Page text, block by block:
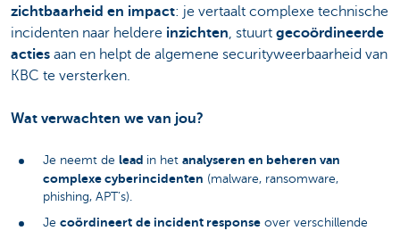
zichtbaarheid en impact: je vertaalt complexe technische
incidenten naar heldere inzichten, stuurt gecoördineerde
acties aan en helpt de algemene securityweerbaarheid van
KBC te versterken.
Wat verwachten we van jou?
Je neemt de lead in het analyseren en beheren van
complexe cyberincidenten (malware, ransomware,
phishing, APT’s).
Je coördineert de incident response over verschillende